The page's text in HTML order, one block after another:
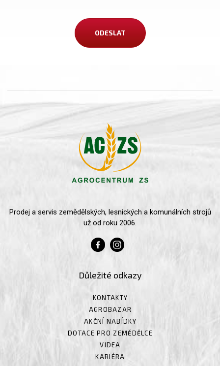
Prodej a servis zemědělských, lesnických a komunálních strojů
už od roku 2006.
Důležité odkazy
KONTAKTY
AGROBAZAR
AKČNÍ NABÍDKY
DOTACE PRO ZEMĚDĚLCE
VIDEA
KARIÉRA